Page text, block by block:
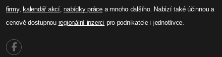
firmy,kalendář akcí,nabídky prácea mnoho dalšího. Nabízí také účinnou a
cenově dostupnou regionální inzerci pro podnikatele i jednotlivce.